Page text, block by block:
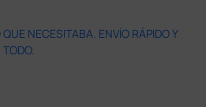
NECESITABA. ENVÍO RÁPIDO Y